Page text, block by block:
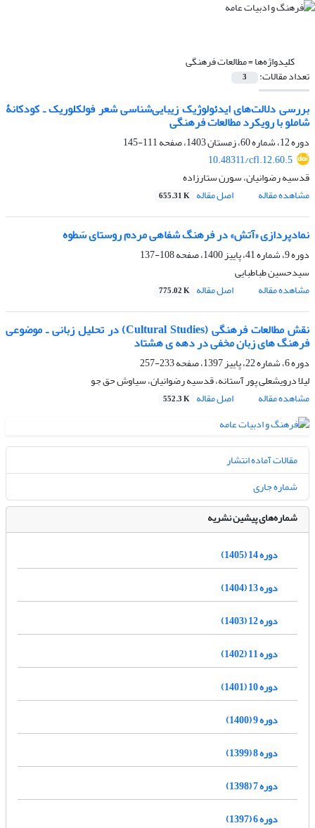
کلیدواژه‌ها =مطالعات فرهنگی
تعداد مقالات: 3
بررسی دلالت‌های ایدئولوژیک زیبایی‌شناسی شعر فولکلوریک ـ کودکانۀ
شاملو با رویکرد مطالعات فرهنگی
دوره 12، شماره 60، زمستان 1403، صفحه
111-145
10.48311/cfl.12.60.5
قدسیه رضوانیان، سورن ستارزاده
مشاهده مقاله
اصل مقاله 655.31 K
نمادپردازی «آتش» در فرهنگ شفاهی مردم روستای سَطوه
دوره 9، شماره 41، پاییز 1400، صفحه
108-137
سیدحسین طباطبایی
مشاهده مقاله
اصل مقاله 775.02 K
نقش مطالعات فرهنگی (Cultural Studies) در تحلیل زبانی ـ موضوعی
فرهنگ های زبان مخفی در دهه ی هشتاد
دوره 6، شماره 22، پاییز 1397، صفحه
233-257
لیلا درویشعلی پور آستانه، قدسیه رضوانیان، سیاوش حق جو
مشاهده مقاله
اصل مقاله 552.3 K
مقالات آماده انتشار
شماره جاری
شماره‌های پیشین نشریه
دوره 14 (1405)
دوره 13 (1404)
دوره 12 (1403)
دوره 11 (1402)
دوره 10 (1401)
دوره 9 (1400)
دوره 8 (1399)
دوره 7 (1398)
دوره 6 (1397)